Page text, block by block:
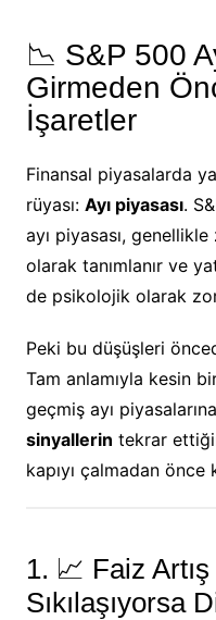
📉 S&P 500
Girmeden
İşaretler
Finansal piyasalarda
rüyası: Ayı piyasası.
ayı piyasası,
olarak tanımlanır ve
de psikolojik olarak
Peki bu düşüşleri
Tam anlamıyla kesin
geçmiş ayı
sinyallerin tekrar
kapıyı çalmadan önce
1. 📈 Faiz
Sıkılaşıyorsa